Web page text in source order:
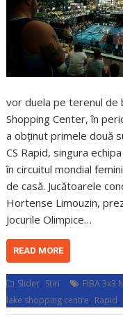
vor duela pe terenul de
Shopping Center, în
a obținut primele două
CS Rapid, singura
în circuitul mondial
de casă. Jucătoarele
Hortense Limouzin,
Jocurile Olimpice…
READ MORE
Slider, Stiri FIBA 3x3
lake shopping centre, Rapid,